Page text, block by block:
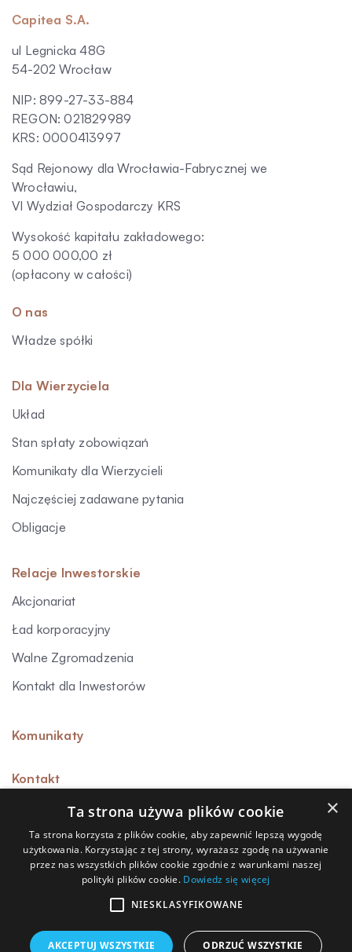
Capitea S.A.
ul Legnicka 48G
54-202 Wrocław
NIP: 899-27-33-884
REGON: 021829989
KRS: 0000413997
Sąd Rejonowy dla Wrocławia-Fabrycznej we
Wrocławiu,
VI Wydział Gospodarczy KRS
Wysokość kapitału zakładowego:
5 000 000,00 zł
(opłacony w całości)
O nas
Władze spółki
Dla Wierzyciela
Układ
Stan spłaty zobowiązań
Komunikaty dla Wierzycieli
Najczęściej zadawane pytania
Obligacje
Relacje Inwestorskie
Akcjonariat
Ład korporacyjny
Walne Zgromadzenia
Kontakt dla Inwestorów
Komunikaty
Kontakt
Sygnalista
Polityka prywatności
Polityka przetwarzania danych osobowych
×
Ta strona używa plików cookie
Ta strona korzysta z plików cookie, aby zapewnić lepszą wygodę
użytkowania. Korzystając z tej strony, wyrażasz zgodę na używanie
przez nas wszystkich plików cookie zgodnie z warunkami naszej
polityki plików cookie. Dowiedz się więcej
NIESKLASYFIKOWANE
AKCEPTUJ WSZYSTKIE ODRZUĆ WSZYSTKIE